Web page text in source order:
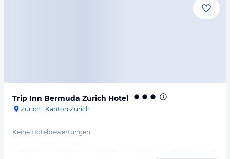
Trip Inn Bermuda Zurich Hotel
Zürich · Kanton Zürich
Keine Hotelbewertungen